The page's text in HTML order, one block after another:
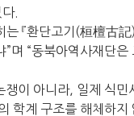
.
『환단고기(桓檀古
며 “동북아역사재단
이 아니라, 일제 식
학계 구조를 해체하